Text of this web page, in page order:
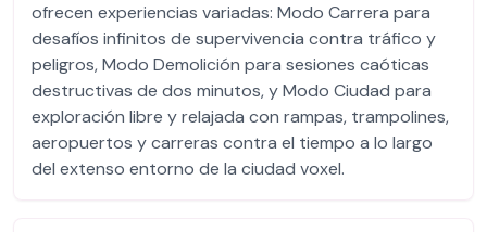
ofrecen experiencias variadas: Modo Carrera para
desafíos infinitos de supervivencia contra tráfico y
peligros, Modo Demolición para sesiones caóticas
destructivas de dos minutos, y Modo Ciudad para
exploración libre y relajada con rampas, trampolines,
aeropuertos y carreras contra el tiempo a lo largo
del extenso entorno de la ciudad voxel.